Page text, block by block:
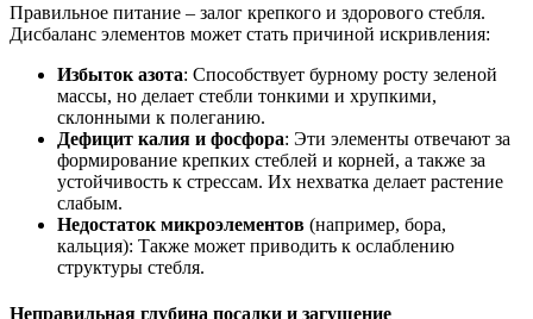
Правильное питание – залог крепкого и здорового стебля.
Дисбаланс элементов может стать причиной искривления:
Избыток азота: Способствует бурному росту зеленой
массы, но делает стебли тонкими и хрупкими,
склонными к полеганию.
Дефицит калия и фосфора: Эти элементы отвечают за
формирование крепких стеблей и корней, а также за
устойчивость к стрессам. Их нехватка делает растение
слабым.
Недостаток микроэлементов (например, бора,
кальция): Также может приводить к ослаблению
структуры стебля.
Неправильная глубина посадки и загущение